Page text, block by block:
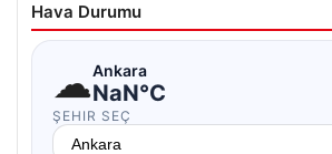
Hava Durumu
☁Ankara
NaN°C
ŞEHIR SEÇ